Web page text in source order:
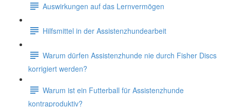
Auswirkungen auf das Lernvermögen
Hilfsmittel in der Assistenzhundearbeit
Warum dürfen Assistenzhunde nie durch Fisher Discs
korrigiert werden?
Warum ist ein Futterball für Assistenzhunde
kontraproduktiv?